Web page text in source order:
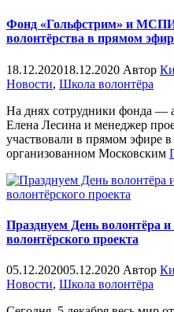
Фонд «Гольфстрим» и МСПИ
волонтёрства в прямом
18.12.202018.12.2020 Автор
Новости, Школа волонтёра
На днях сотрудники фонда —
Елена Лесина и менеджер
участвовали в прямом эфире
организованном Московским
Празднуем День волонтёра
волонтёрского проекта
05.12.202005.12.2020 Автор
Новости, Школа волонтёра